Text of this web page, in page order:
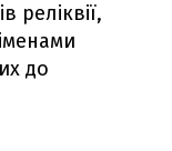
реліквії,
до